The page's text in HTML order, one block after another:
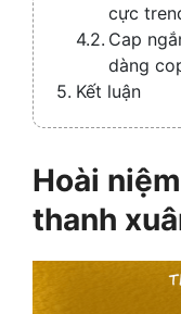
cực
Cap
dàng
Kết luận
Hoài
thanh